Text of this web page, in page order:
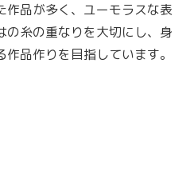
作品が多く、ユーモラスな表
糸の重なりを大切にし、身
品作りを目指しています。